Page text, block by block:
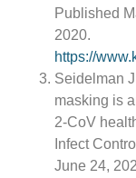
Published
2020.
https://
Seidelman
masking is
2-CoV
Infect
June 24,